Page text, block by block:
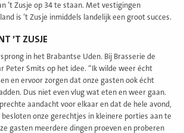
’t Zusje op 34 te staan. Met vestigingen
is ’t Zusje inmiddels landelijk een groot succes.
’T ZUSJE
in het Brabantse Uden. Bij Brasserie de
Peter Smits op het idee. “Ik wilde weer écht
en ervoor zorgen dat onze gasten ook écht
Dus niet even vlug wat eten en weer gaan.
aandacht voor elkaar en dat de hele avond,
onze gerechtjes in kleinere porties aan te
gasten meerdere dingen proeven en proberen